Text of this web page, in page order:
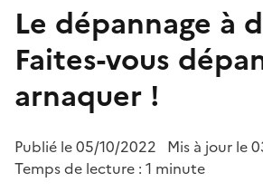
Le dépannage à
Faites-vous
arnaquer !
Publié le05/10/2022 Mis à jour le
Temps de lecture : 1 minute